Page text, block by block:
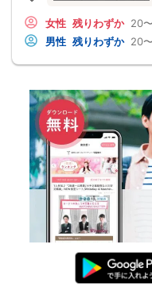
女性 残りわずか 20
男性 残りわずか 20